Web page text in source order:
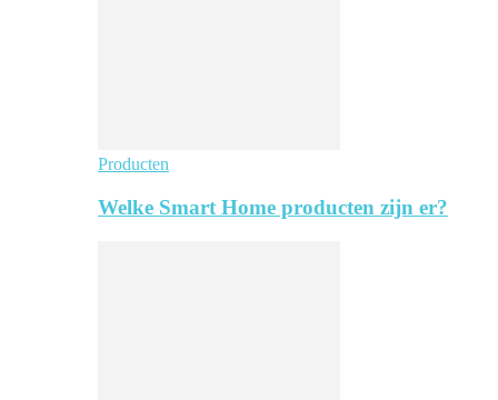
Producten
Welke Smart Home producten zijn er?